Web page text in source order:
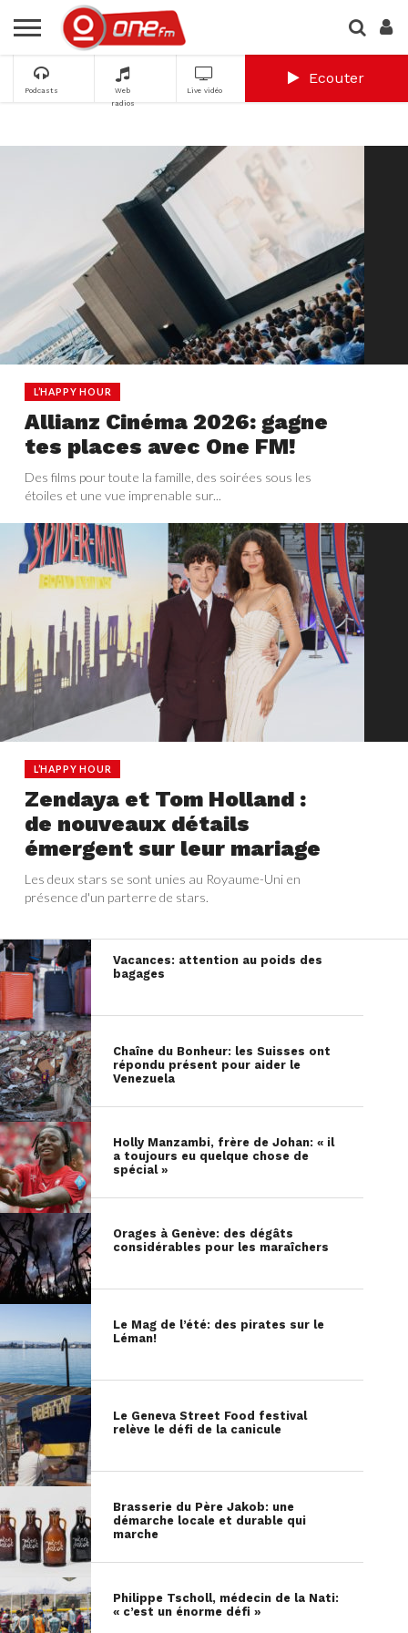
Podcasts
Web
radios
Live vidéo
Ecouter
L’HAPPY HOUR
Allianz Cinéma 2026: gagne
tes places avec One FM!
Des films pour toute la famille, des soirées sous les
étoiles et une vue imprenable sur...
L’HAPPY HOUR
Zendaya et Tom Holland :
de nouveaux détails
émergent sur leur mariage
Les deux stars se sont unies au Royaume-Uni en
présence d'un parterre de stars.
Vacances: attention au poids des
bagages
Chaîne du Bonheur: les Suisses ont
répondu présent pour aider le
Venezuela
Holly Manzambi, frère de Johan: « il
a toujours eu quelque chose de
spécial »
Orages à Genève: des dégâts
considérables pour les maraîchers
Le Mag de l’été: des pirates sur le
Léman!
Le Geneva Street Food festival
relève le défi de la canicule
Brasserie du Père Jakob: une
démarche locale et durable qui
marche
Philippe Tscholl, médecin de la Nati:
« c’est un énorme défi »